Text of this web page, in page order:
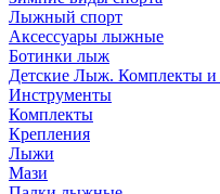
Лыжный спорт
Аксессуары лыжные
Ботинки лыж
Детские Лыж. Комплекты
Инструменты
Комплекты
Крепления
Лыжи
Мази